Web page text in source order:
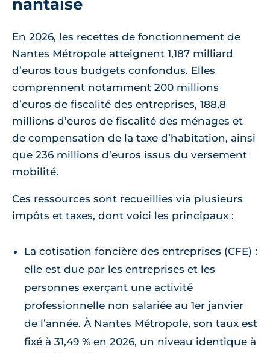
nantaise
En 2026, les recettes de fonctionnement de
Nantes Métropole atteignent 1,187 milliard
d’euros tous budgets confondus. Elles
comprennent notamment 200 millions
d’euros de fiscalité des entreprises, 188,8
millions d’euros de fiscalité des ménages et
de compensation de la taxe d’habitation, ainsi
que 236 millions d’euros issus du versement
mobilité.
Ces ressources sont recueillies via plusieurs
impôts et taxes, dont voici les principaux :
La cotisation foncière des entreprises (CFE) :
elle est due par les entreprises et les
personnes exerçant une activité
professionnelle non salariée au 1er janvier
de l’année. À Nantes Métropole, son taux est
fixé à 31,49 % en 2026, un niveau identique à